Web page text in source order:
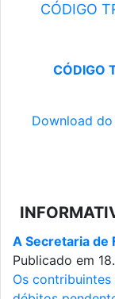
CÓDIGO
CÓDIGO
Download
A Secretaria de
Publicado em
Os